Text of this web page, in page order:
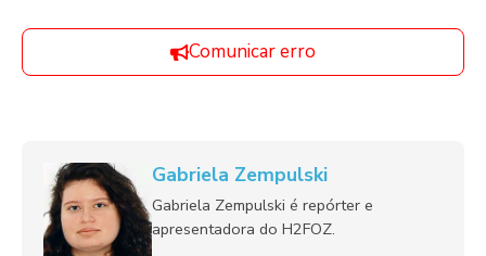
Comunicar erro
Gabriela Zempulski
Gabriela Zempulski é repórter e
apresentadora do H2FOZ.